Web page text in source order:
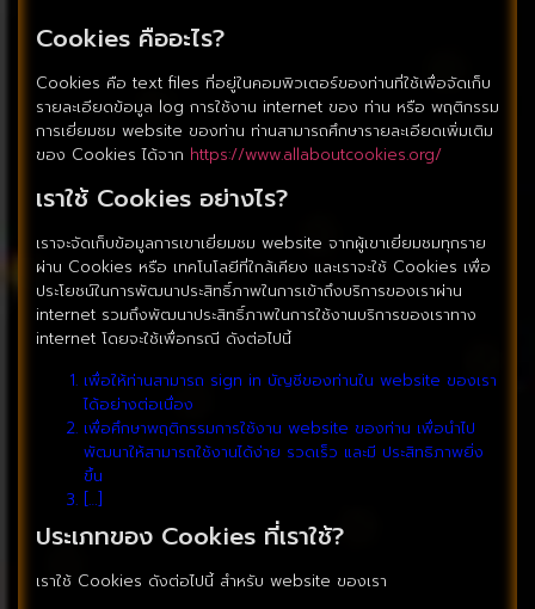
Cookies คืออะไร?
Cookies คือ text files ที่อยู่ในคอมพิวเตอร์ของท่านที่ใช้เพื่อจัดเก็บ
รายละเอียดข้อมูล log การใช้งาน internet ของ ท่าน หรือ พฤติกรรม
การเยี่ยมชม website ของท่าน ท่านสามารถศึกษารายละเอียดเพิ่มเติม
ของ Cookies ได้จาก https://www.allaboutcookies.org/
เราใช้ Cookies อย่างไร?
เราจะจัดเก็บข้อมูลการเขาเยี่ยมชม website จากผู้เขาเยี่ยมชมทุกราย
ผ่าน Cookies หรือ เทคโนโลยีที่ใกล้เคียง และเราจะใช้ Cookies เพื่อ
ประโยชน์ในการพัฒนาประสิทธิ์ภาพในการเข้าถึงบริการของเราผ่าน
internet รวมถึงพัฒนาประสิทธิ์ภาพในการใช้งานบริการของเราทาง
internet โดยจะใช้เพื่อกรณี ดังต่อไปนี้
เพื่อให้ท่านสามารถ sign in บัญชีของท่านใน website ของเรา
ได้อย่างต่อเนื่อง
เพื่อศึกษาพฤติกรรมการใช้งาน website ของท่าน เพื่อนำไป
พัฒนาให้สามารถใช้งานได้ง่าย รวดเร็ว และมี ประสิทธิภาพยิ่ง
ขึ้น
[…]
ประเภทของ Cookies ที่เราใช้?
เราใช้ Cookies ดังต่อไปนี้ สำหรับ website ของเรา